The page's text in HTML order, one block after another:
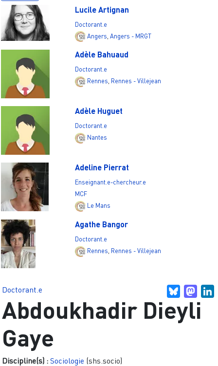
Lucile Artignan
Doctorant.e
Angers Angers - MRGT
Adèle Bahuaud
Doctorant.e
Rennes, Rennes - Villejean
Adèle Huguet
Doctorant.e
Nantes
Adeline Pierrat
Enseignant.e-chercheur.e
MCF
Le Mans
Agathe Bangor
Doctorant.e
Rennes Rennes - Villejean
Bluesky
Doctorant.e
Abdoukhadir Dieyli
Gaye
Discipline(s) : Sociologie (shs.socio)